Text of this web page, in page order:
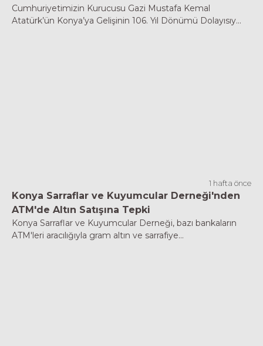
Cumhuriyetimizin Kurucusu Gazi Mustafa Kemal
Atatürk’ün Konya’ya Gelişinin 106. Yıl Dönümü Dolayısıy...
1 hafta önce
Konya Sarraflar ve Kuyumcular Derneği'nden
ATM'de Altın Satışına Tepki
Konya Sarraflar ve Kuyumcular Derneği, bazı bankaların
ATM'leri aracılığıyla gram altın ve sarrafiye...